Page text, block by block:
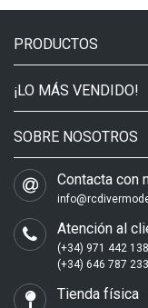
PRODUCTOS
¡LO MÁS VENDIDO!
SOBRE NOSOTROS
Contacta con
Atención al
(+34) 971 442 138
(+34) 646 787 233
Tienda física